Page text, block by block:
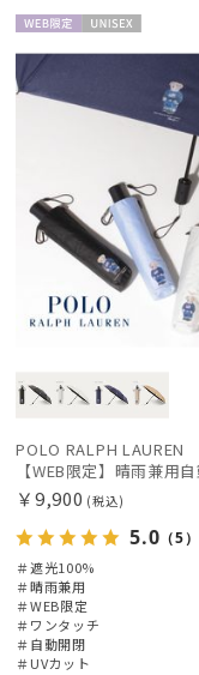
価格の高い
人気順
売上点数順
お気に入り
定
POLO RALPH LAUREN
￥9,900 (税込)
5.0 （5）
＃遮光100%
＃晴雨兼用
＃WEB限定
＃ワンタッチ
＃自動開閉
＃UVカット